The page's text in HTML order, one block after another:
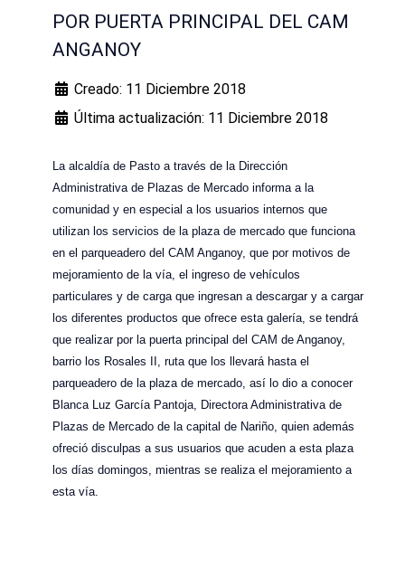
POR PUERTA PRINCIPAL DEL CAM
ANGANOY
Creado: 11 Diciembre 2018
Última actualización: 11 Diciembre 2018
La alcaldía de Pasto a través de la Dirección
Administrativa de Plazas de Mercado informa a la
comunidad y en especial a los usuarios internos que
utilizan los servicios de la plaza de mercado que funciona
en el parqueadero del CAM Anganoy, que por motivos de
mejoramiento de la vía, el ingreso de vehículos
particulares y de carga que ingresan a descargar y a cargar
los diferentes productos que ofrece esta galería, se tendrá
que realizar por la puerta principal del CAM de Anganoy,
barrio los Rosales II, ruta que los llevará hasta el
parqueadero de la plaza de mercado, así lo dio a conocer
Blanca Luz García Pantoja, Directora Administrativa de
Plazas de Mercado de la capital de Nariño, quien además
ofreció disculpas a sus usuarios que acuden a esta plaza
los días domingos, mientras se realiza el mejoramiento a
esta vía.